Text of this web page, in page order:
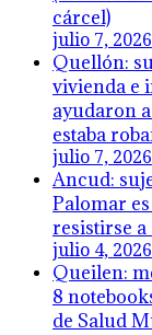
cárcel)
julio 7, 2026
Quellón:
vivienda e
ayudaron
estaba
julio 7, 2026
Ancud:
Palomar
resistirse
julio 4, 2026
Queilen:
8
de Salud